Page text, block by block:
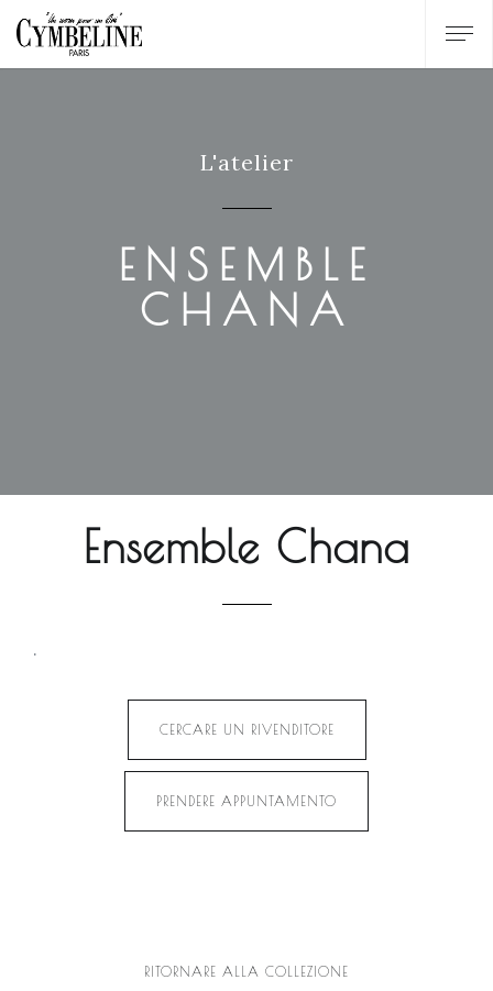
L'atelier
ENSEMBLE
CHANA
Ensemble Chana
.
CERCARE UN RIVENDITORE
PRENDERE APPUNTAMENTO
RITORNARE ALLA COLLEZIONE